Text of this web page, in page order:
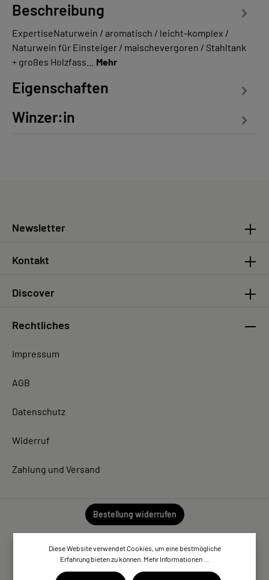
Beschreibung
ExpertiseNaturwein / aromatisch / leicht-komplex /
Naturwein für Einsteiger / maischevergoren / Stahltank
+ großes Holzfass… Mehr
Eigenschaften
Winzer:in
Newsletter
Discover
Kontakt
Rechtliches
Impressum
AGB
Datenschutz
Widerruf
Zahlung und Versand
Bestellung widerrufen
Diese Website verwendet Cookies, um eine bestmögliche
Erfahrung bieten zu können. Mehr Informationen ...